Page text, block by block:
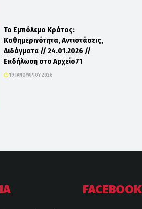
Το Εμπόλεμο Κράτος:
Καθημερινότητα, Αντιστάσεις,
Διδάγματα // 24.01.2026 //
Εκδήλωση στο Αρχείο71
19 ΙΑΝΟΥΑΡΊΟΥ 2026
FACEBOOK